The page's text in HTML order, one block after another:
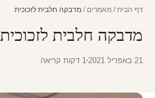
דף הבית / מאמרים / מדבקה חלבית לזכוכית
מדבקה חלבית לזכוכית
21 באפריל 2021 1 דקות קריאה